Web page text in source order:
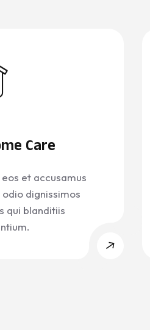
Care
et accusamus
dignissimos
qui blanditiis